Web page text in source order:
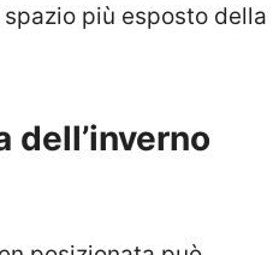
più esposto della
dell’inverno